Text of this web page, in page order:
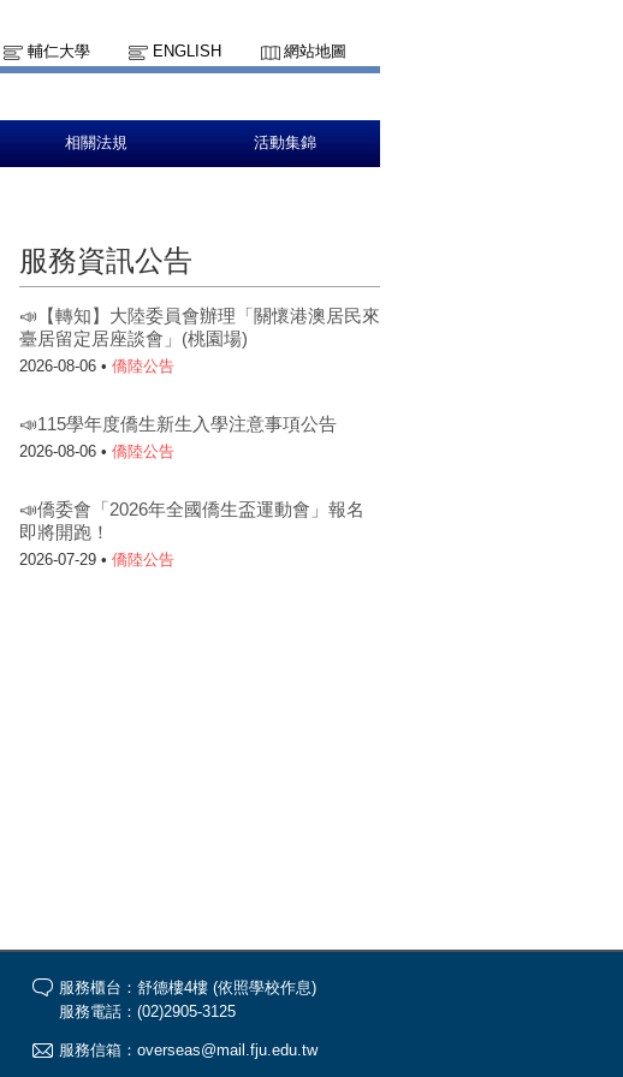
輔仁大學 ENGLISH 網站地圖
相關法規 活動集錦
服務資訊公告
📣【轉知】大陸委員會辦理「關懷港澳居民來
臺居留定居座談會」(桃園場)
2026-08-06 • 僑陸公告
📣115學年度僑生新生入學注意事項公告
2026-08-06 • 僑陸公告
📣僑委會「2026年全國僑生盃運動會」報名
即將開跑！
2026-07-29 • 僑陸公告
服務櫃台：舒德樓4樓 (依照學校作息)
服務電話：(02)2905-3125
服務信箱：overseas@mail.fju.edu.tw